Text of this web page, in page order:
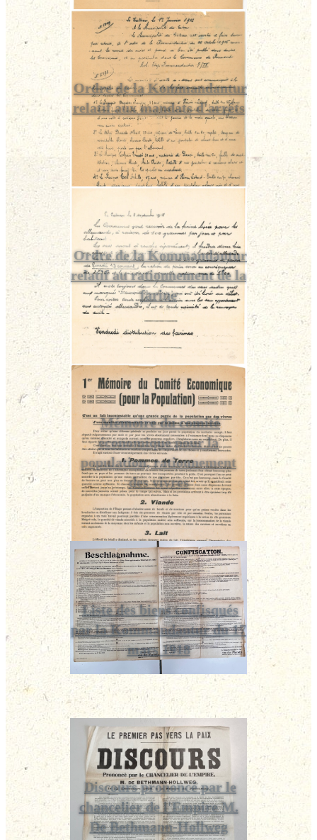
Ordre de la Kommandantur
relatif aux mandats d'arrêts
Ordre de la Kommandantur
relatif au rationnement de la
farine
Mémoire du comité
économique pour la
population, rationnement
des vivres
Liste des biens confisqués
par la Kommandantur du 17
mars 1918
Discours prononcé par le
chancelier de l'Empire M.
De Bethmann-Hollweg